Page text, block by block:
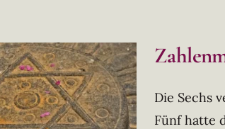
Die Sechs
Fünf hatte